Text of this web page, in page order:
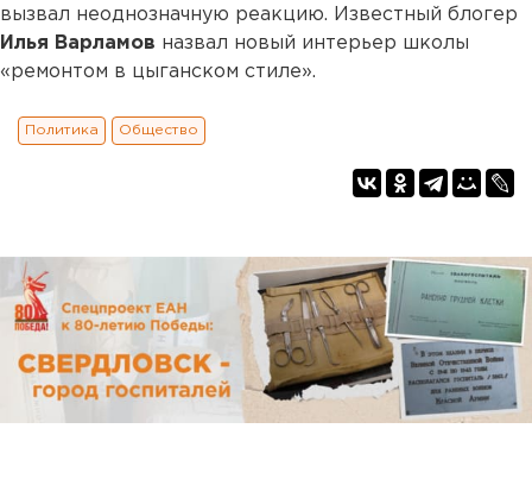
вызвал неоднозначную реакцию. Известный блогер
Илья Варламов назвал новый интерьер школы
«ремонтом в цыганском стиле».
Политика Общество